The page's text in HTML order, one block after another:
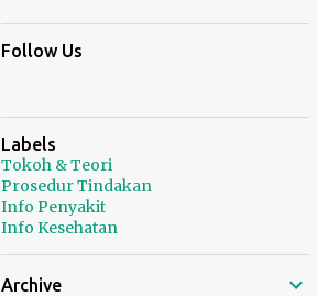
Follow Us
Labels
Tokoh & Teori
Prosedur Tindakan
Info Penyakit
Info Kesehatan
Archive